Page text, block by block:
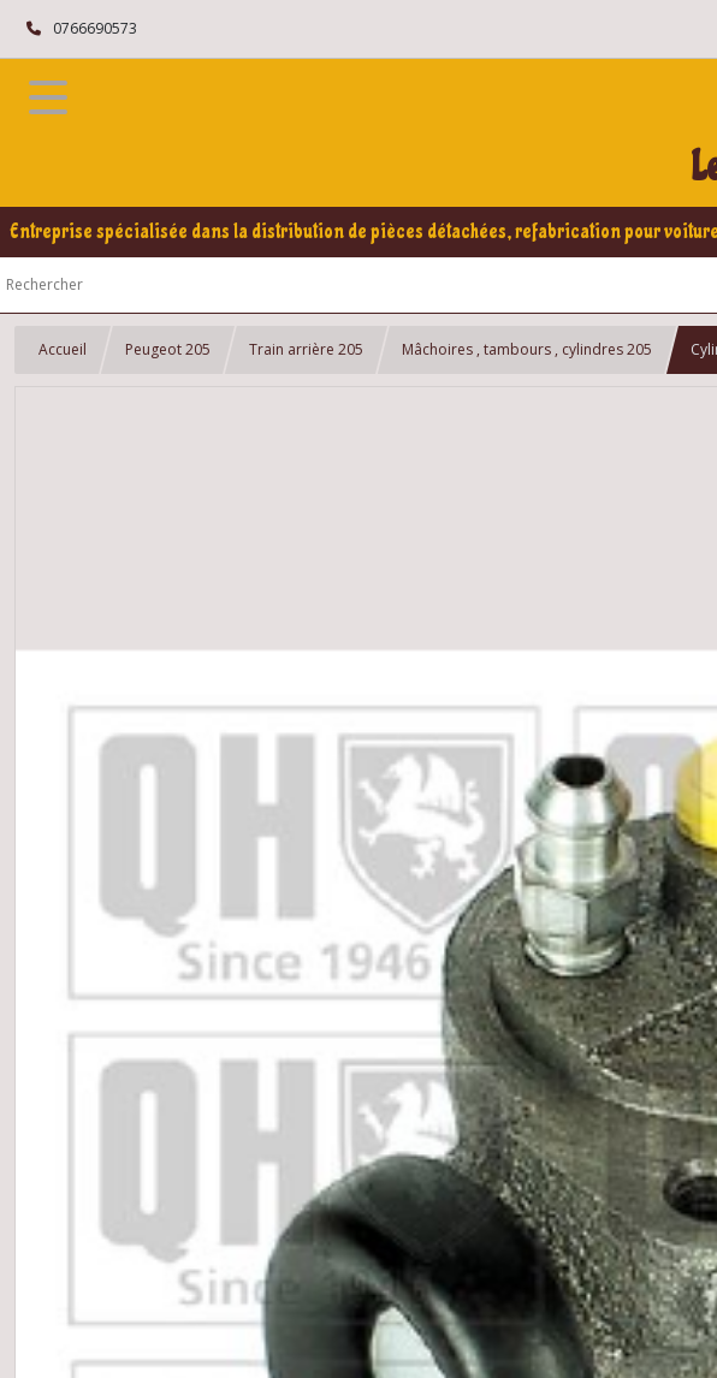
0766690573
Entreprise spécialisée dans la distribution de pièces détachées, refabrication pour voitures
Accueil Peugeot 205 Train arrière 205 Mâchoires , tambours , cylindres 205